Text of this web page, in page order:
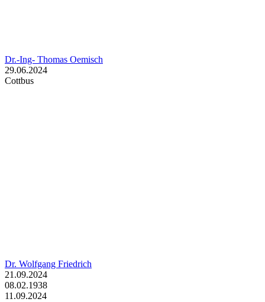
Dr.-Ing- Thomas Oemisch
29.06.2024
Cottbus
Dr. Wolfgang Friedrich
21.09.2024
08.02.1938
11.09.2024